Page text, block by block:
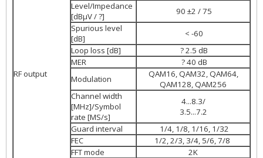
RF output
Level/Impedance
[dBµV / ?]
90 ±2 / 75
Spurious level
[dB]
< -60
Loop loss [dB]
? 2.5 dB
MER
? 40 dB
Modulation
QAM16, QAM32, QAM64,
QAM128, QAM256
Channel width
[MHz]/Symbol
rate [MS/s]
4...8.3/
3.5...7.2
Guard interval
1/4, 1/8, 1/16, 1/32
FEC
1/2, 2/3, 3/4, 5/6, 7/8
FFT mode
2K